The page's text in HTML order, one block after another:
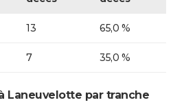
13 65,0 %
7 35,0 %
Laneuvelotte par tranche